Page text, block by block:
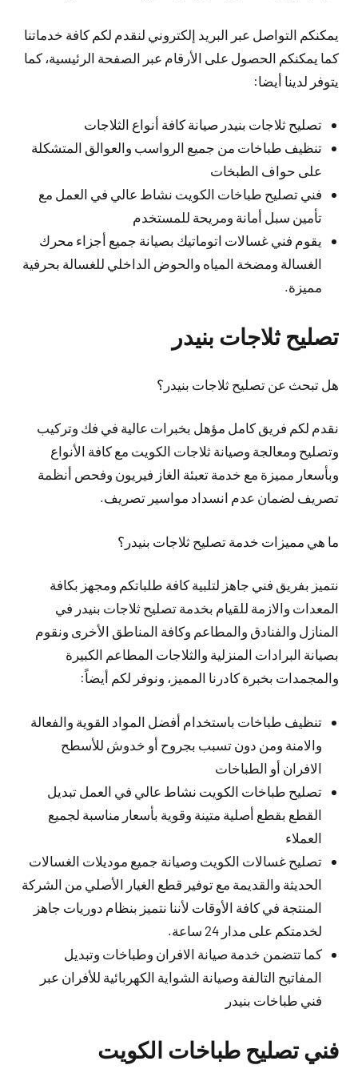
يمكنكم التواصل عبر البريد إلكتروني لنقدم لكم كافة خدماتنا
كما يمكنكم الحصول على الأرقام عبر الصفحة الرئيسية، كما
يتوفر لدينا أيضا:
تصليح ثلاجات بنيدر صيانة كافة أنواع الثلاجات
تنظيف طباخات من جميع الرواسب والعوالق المتشكلة
على حواف الطبخات
فني تصليح طباخات الكويت نشاط عالي في العمل مع
تأمين سبل أمانة ومريحة للمستخدم
يقوم فني غسالات اتوماتيك بصيانة جميع أجزاء محرك
الغسالة ومضخة المياه والحوض الداخلي للغسالة بحرفية
مميزة.
تصليح ثلاجات بنيدر
هل تبحث عن تصليح ثلاجات بنيدر؟
نقدم لكم فريق كامل مؤهل بخبرات عالية في فك وتركيب
وتصليح ومعالجة وصيانة ثلاجات الكويت مع كافة الأنواع
وبأسعار مميزة مع خدمة تعبئة الغاز فيريون وفحص أنظمة
تصريف لضمان عدم انسداد مواسير تصريف.
ما هي مميزات خدمة تصليح ثلاجات بنيدر؟
نتميز بفريق فني جاهز لتلبية كافة طلباتكم ومجهز بكافة
المعدات والازمة للقيام بخدمة تصليح ثلاجات بنيدر في
المنازل والفنادق والمطاعم وكافة المناطق الأخرى ونقوم
بصيانة البرادات المنزلية والثلاجات المطاعم الكبيرة
والمجمدات بخبرة كادرنا المميز، ونوفر لكم أيضاً:
تنظيف طباخات باستخدام أفضل المواد القوية والفعالة
والامنة ومن دون تسبب بجروح أو خدوش للأسطح
الافران أو الطباخات
تصليح طباخات الكويت نشاط عالي في العمل تبديل
القطع بقطع أصلية متينة وقوية بأسعار مناسبة لجميع
العملاء
تصليح غسالات الكويت وصيانة جميع موديلات الغسالات
الحديثة والقديمة مع توفير قطع الغيار الأصلي من الشركة
المنتجة في كافة الأوقات لأننا نتميز بنظام دوريات جاهز
لخدمتكم على مدار 24 ساعة.
كما تتضمن خدمة صيانة الافران وطباخات وتبديل
المفاتيح التالفة وصيانة الشواية الكهربائية للأفران عبر
فني طباخات بنيدر
فني تصليح طباخات الكويت